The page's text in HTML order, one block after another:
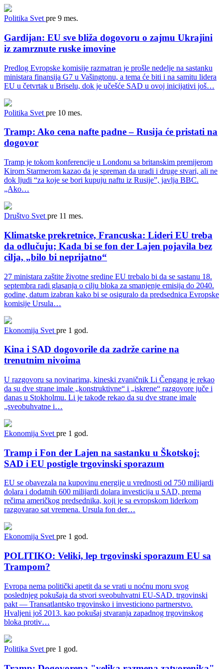
Politika Svet pre 9 mes.
Gardijan: EU sve bliža dogovoru o zajmu Ukrajini
iz zamrznute ruske imovine
Predlog Evropske komisije razmatran je prošle nedelje na sastanku
ministara finansija G7 u Vašingtonu, a tema će biti i na samitu lidera
EU u četvrtak u Briselu, dok je učešće SAD u ovoj inicijativi još…
Politika Svet pre 10 mes.
Tramp: Ako cena nafte padne – Rusija će pristati na
dogovor
Tramp je tokom konferencije u Londonu sa britanskim premijerom
Kirom Starmerom kazao da je spreman da uradi i druge stvari, ali ne
dok ljudi “za koje se bori kupuju naftu iz Rusije”, javlja BBC.
„Ako…
Društvo Svet pre 11 mes.
Klimatske prekretnice, Francuska: Lideri EU treba
da odlučuju; Kada bi se fon der Lajen pojavila bez
cilja, „bilo bi neprijatno“
27 ministara zaštite životne sredine EU trebalo bi da se sastanu 18.
septembra radi glasanja o cilju bloka za smanjenje emisija do 2040.
godine, datum izabran kako bi se osiguralo da predsednica Evropske
komisije Ursula…
Ekonomija Svet pre 1 god.
Kina i SAD dogovorile da zadrže carine na
trenutnim nivoima
U razgovoru sa novinarima, kineski zvaničnik Li Čengang je rekao
da su dve strane imale „konstruktivne“ i „iskrene“ razgovore juče i
danas u Stokholmu. Li je takođe rekao da su dve strane imale
„sveobuhvatne i…
Ekonomija Svet pre 1 god.
Tramp i Fon der Lajen na sastanku u Škotskoj:
SAD i EU postigle trgovinski sporazum
EU se obavezala na kupovinu energije u vrednosti od 750 milijardi
dolara i dodatnih 600 milijardi dolara investicija u SAD, prema
rečima američkog predsednika, koji je sa evropskom liderkom
razgovarao sat vremena. Ursula fon der…
Ekonomija Svet pre 1 god.
POLITIKO: Veliki, lep trgovinski sporazum EU sa
Trampom?
Evropa nema politički apetit da se vrati u noćnu moru svog
poslednjeg pokušaja da stvori sveobuhvatni EU-SAD. trgovinski
pakt — Transatlantsko trgovinsko i investiciono partnerstvo.
Hvaljeni još 2013. kao pokušaj stvaranja zapadnog trgovinskog
bloka protiv…
Politika Svet pre 1 god.